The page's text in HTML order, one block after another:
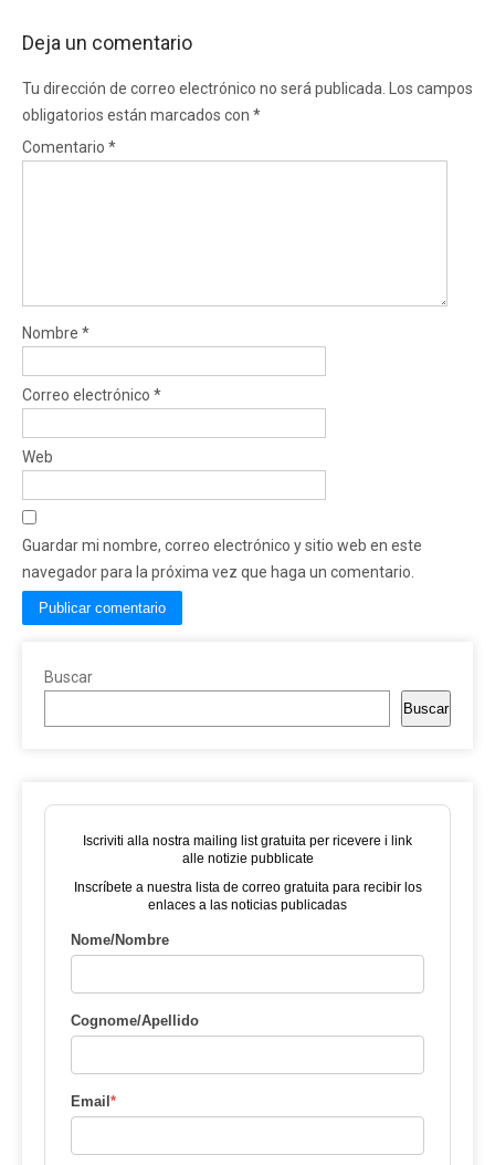
Deja un comentario
Tu dirección de correo electrónico no será publicada.
Los campos
obligatorios están marcados con *
Comentario *
Nombre *
Correo electrónico *
Web
Guardar mi nombre, correo electrónico y sitio web en este
navegador para la próxima vez que haga un comentario.
Buscar
Buscar
Iscriviti alla nostra mailing list gratuita per ricevere i link
alle notizie pubblicate
Inscríbete a nuestra lista de correo gratuita para recibir los
enlaces a las noticias publicadas
Nome/Nombre
Cognome/Apellido
Email*